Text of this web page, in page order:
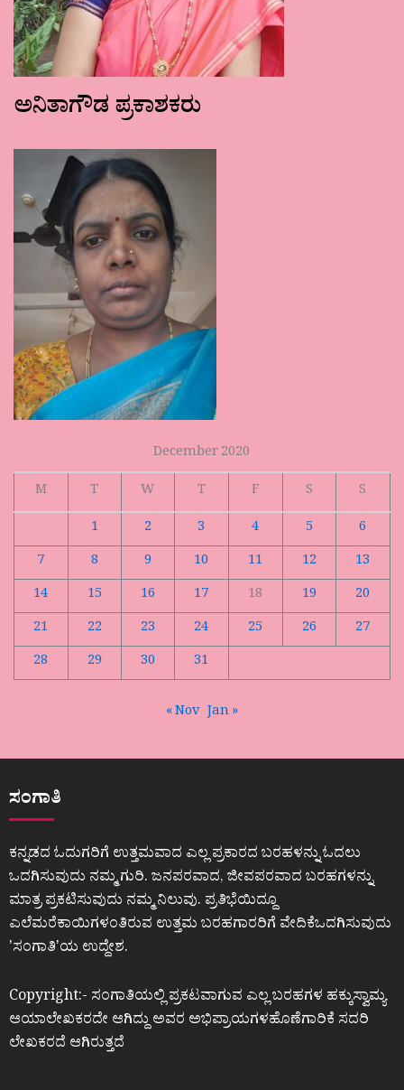
ಅನಿತಾಗೌಡ ಪ್ರಕಾಶಕರು
December 2020
M
T W T F S
S
1
2 3 4 5
6
7
8 9 10 11 12
13
14
15 16 17 18 19
20
21
22 23 24 25 26
27
28
29 30 31
« Nov Jan »
ಸಂಗಾತಿ
ಕನ್ನಡದ ಓದುಗರಿಗೆ ಉತ್ತಮವಾದ ಎಲ್ಲ ಪ್ರಕಾರದ ಬರಹಳನ್ನು ಓದಲು
ಒದಗಿಸುವುದು ನಮ್ಮ ಗುರಿ. ಜನಪರವಾದ, ಜೀವಪರವಾದ ಬರಹಗಳನ್ನು
ಮಾತ್ರ ಪ್ರಕಟಿಸುವುದು ನಮ್ಮ ನಿಲುವು. ಪ್ರತಿಭೆಯಿದ್ದೂ
ಎಲೆಮರೆಕಾಯಿಗಳಂತಿರುವ ಉತ್ತಮ ಬರಹಗಾರರಿಗೆ ವೇದಿಕೆಒದಗಿಸುವುದು
ʼಸಂಗಾತಿʼಯ ಉದ್ದೇಶ.
Copyright:- ಸಂಗಾತಿಯಲ್ಲಿ ಪ್ರಕಟವಾಗುವ ಎಲ್ಲ ಬರಹಗಳ ಹಕ್ಕುಸ್ವಾಮ್ಯ
ಆಯಾಲೇಖಕರದೇ ಆಗಿದ್ದು ಅವರ ಅಭಿಪ್ರಾಯಗಳಹೊಣೆಗಾರಿಕೆ ಸದರಿ
ಲೇಖಕರದೆ ಆಗಿರುತ್ತದೆ